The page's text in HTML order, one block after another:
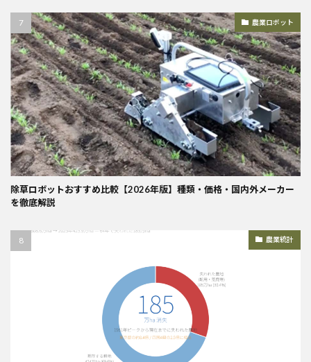
農業ロボット
除草ロボットおすすめ比較【2026年版】種類・価格・国内外メーカー
を徹底解説
農業統計